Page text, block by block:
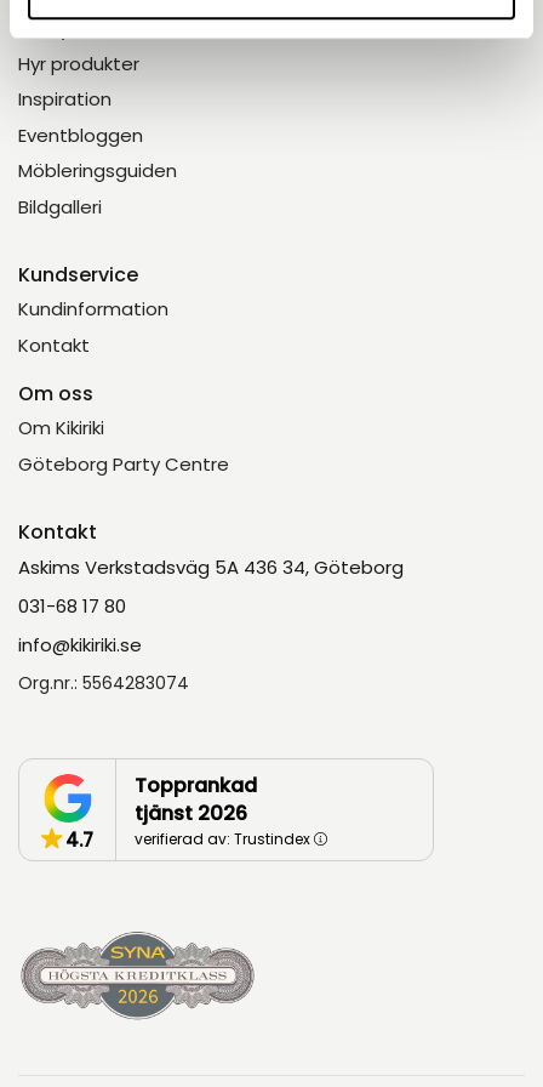
Meny
Hyr produkter
Inspiration
Eventbloggen
Möbleringsguiden
Bildgalleri
Kundservice
Kundinformation
Kontakt
Om oss
Om Kikiriki
Göteborg Party Centre
Kontakt
Askims Verkstadsväg 5A 436 34, Göteborg
031-68 17 80
info@kikiriki.se
Org.nr.: 5564283074
4.7
Topprankad
tjänst 2026
verifierad av: Trustindex